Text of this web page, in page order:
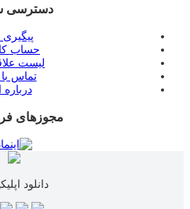
دسترسی
حساب
لیست
تماس با
مجوزهای
دانلود